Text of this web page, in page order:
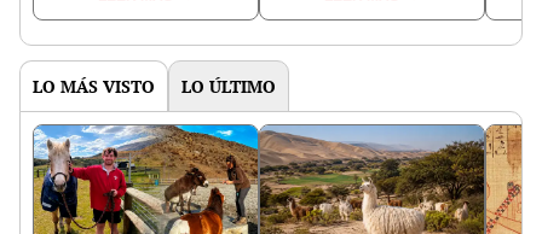
Aragua
LO MÁS VISTO LO ÚLTIMO